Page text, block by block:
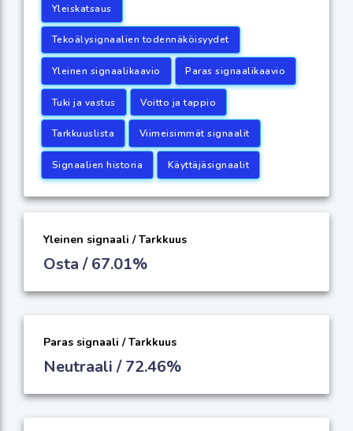
Yleiskatsaus
Tekoälysignaalien todennäköisyydet
Yleinen signaalikaavio Paras signaalikaavio
Tuki ja vastus Voitto ja tappio
Tarkkuuslista Viimeisimmät signaalit
Signaalien historia Käyttäjäsignaalit
Yleinen signaali / Tarkkuus
Osta / 67.01%
Paras signaali / Tarkkuus
Neutraali / 72.46%